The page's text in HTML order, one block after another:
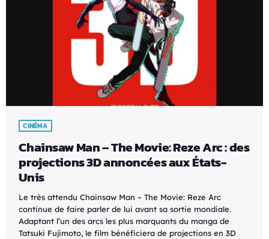
CINÉMA
Chainsaw Man – The Movie: Reze Arc : des
projections 3D annoncées aux États-
Unis
Le très attendu Chainsaw Man – The Movie: Reze Arc
continue de faire parler de lui avant sa sortie mondiale.
Adaptant l’un des arcs les plus marquants du manga de
Tatsuki Fujimoto, le film bénéficiera de projections en 3D